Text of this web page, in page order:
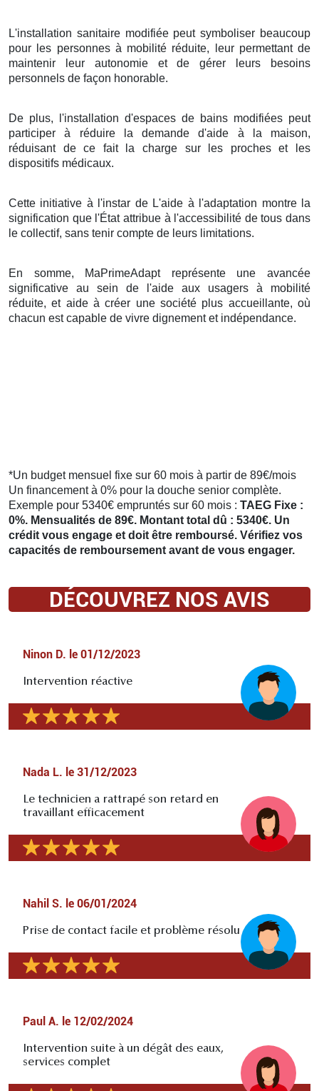
L'installation sanitaire modifiée peut symboliser beaucoup
pour les personnes à mobilité réduite, leur permettant de
maintenir leur autonomie et de gérer leurs besoins
personnels de façon honorable.
De plus, l'installation d'espaces de bains modifiées peut
participer à réduire la demande d'aide à la maison,
réduisant de ce fait la charge sur les proches et les
dispositifs médicaux.
Cette initiative à l'instar de L'aide à l'adaptation montre la
signification que l'État attribue à l'accessibilité de tous dans
le collectif, sans tenir compte de leurs limitations.
En somme, MaPrimeAdapt représente une avancée
significative au sein de l'aide aux usagers à mobilité
réduite, et aide à créer une société plus accueillante, où
chacun est capable de vivre dignement et indépendance.
*Un budget mensuel fixe sur 60 mois à partir de 89€/mois
Un financement à 0% pour la douche senior complète.
Exemple pour 5340€ empruntés sur 60 mois : TAEG Fixe :
0%. Mensualités de 89€. Montant total dû : 5340€. Un
crédit vous engage et doit être remboursé. Vérifiez vos
capacités de remboursement avant de vous engager.
DÉCOUVREZ NOS AVIS
Ninon D. le 01/12/2023
Intervention réactive
Nada L. le 31/12/2023
Le technicien a rattrapé son retard en
travaillant efficacement
Nahil S. le 06/01/2024
Prise de contact facile et problème résolu
Paul A. le 12/02/2024
Intervention suite à un dégât des eaux,
services complet